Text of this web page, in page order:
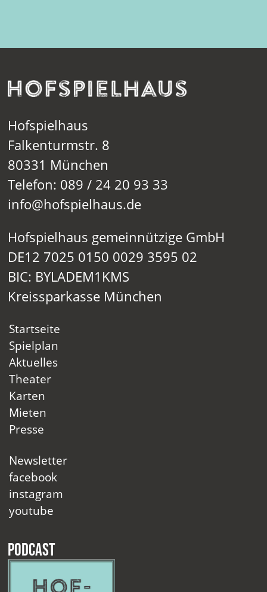
Hofspielhaus
Falkenturmstr. 8
80331 München
Telefon: 089 / 24 20 93 33
info@hofspielhaus.de
Hofspielhaus gemeinnützige GmbH
DE12 7025 0150 0029 3595 02
BIC: BYLADEM1KMS
Kreissparkasse München
Startseite
Spielplan
Aktuelles
Theater
Karten
Mieten
Presse
Newsletter
facebook
instagram
youtube
Podcast